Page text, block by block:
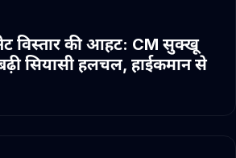
विस्तार की आहट: CM सुक्खू
सियासी हलचल, हाईकमान से